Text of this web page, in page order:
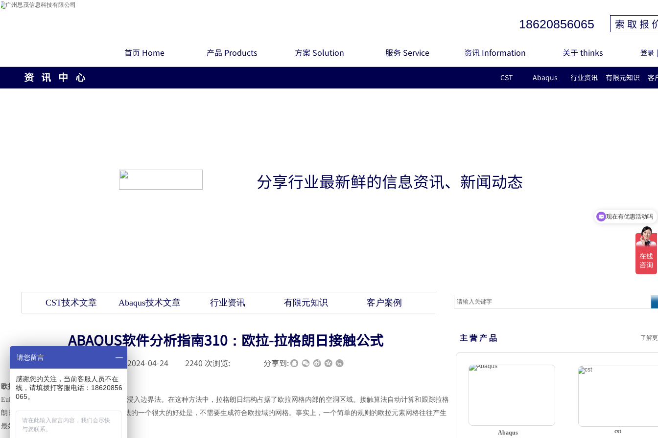
18620856065
登录 |
索 取 报
首页 Home 产品 Products 方案 Solution 服务 Service 资讯 Information 关于 thinks
分享行业最新鲜的信息资讯、新闻动态
资 讯 中 心 CST Abaqus 行业资讯 有限元知识 客
CST技术文章 Abaqus技术文章 行业资讯 有限元知识 客户案例
ABAQUS软件分析指南310：欧拉-拉格朗日接触公式
2024-04-24 2240 次浏览: 分享到:
欧拉
-拉格朗日接触公式
Eulerian-Lagrangian接触公式是基于增强的浸入边界法。在这种方法中，拉格朗日结构占据了欧拉网格内部的空洞区域。接触算法自动计算和跟踪拉格
朗日结构和欧拉材料之间的接口。这种方法的一个很大的好处是，不需要生成符合欧拉域的网格。事实上，一个简单的规则的欧拉元素网格往往产生
最好的精度。
主 营 产 品 了解
cst
Abaqus
现在有优惠活动吗
请您留言
感谢您的关注，当前客服人员不在
线，请填拨打客服电话：18620856
065。